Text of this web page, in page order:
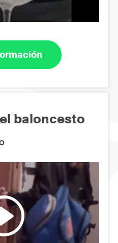
baloncesto